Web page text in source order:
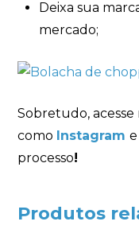
Deixa sua
mercado;
Sobretudo, acesse
como Instagram
processo!
Produtos